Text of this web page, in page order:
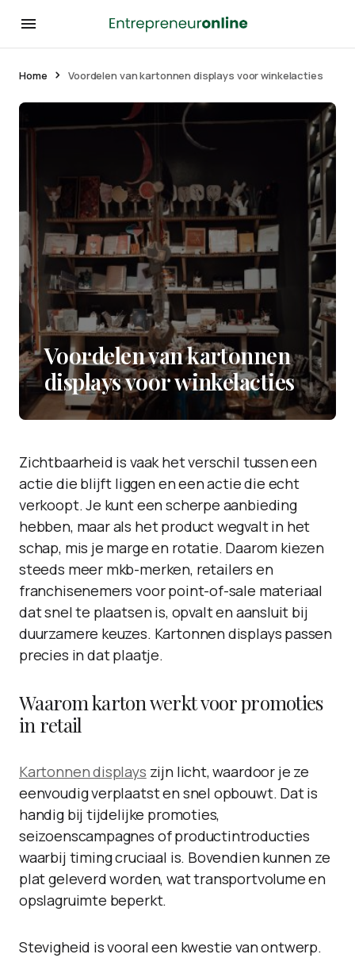
Home Voordelen van kartonnen displays voor winkelacties
Voordelen van kartonnen
displays voor winkelacties
Zichtbaarheid is vaak het verschil tussen een
actie die blijft liggen en een actie die echt
verkoopt. Je kunt een scherpe aanbieding
hebben, maar als het product wegvalt in het
schap, mis je marge en rotatie. Daarom kiezen
steeds meer mkb-merken, retailers en
franchisenemers voor point-of-sale materiaal
dat snel te plaatsen is, opvalt en aansluit bij
duurzamere keuzes. Kartonnen displays passen
precies in dat plaatje.
Waarom karton werkt voor promoties
in retail
Kartonnen displays zijn licht, waardoor je ze
eenvoudig verplaatst en snel opbouwt. Dat is
handig bij tijdelijke promoties,
seizoenscampagnes of productintroducties
waarbij timing cruciaal is. Bovendien kunnen ze
plat geleverd worden, wat transportvolume en
opslagruimte beperkt.
Stevigheid is vooral een kwestie van ontwerp.